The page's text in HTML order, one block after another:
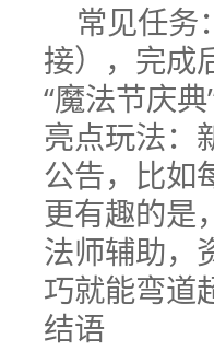
常见任务
接），完成
“魔法节庆
亮点玩法：
公告，比如
更有趣的
法师辅助，
巧就能弯道
结语